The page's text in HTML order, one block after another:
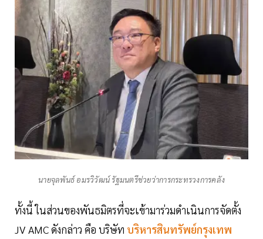
นายจุลพันธ์ อมรวิวัฒน์ รัฐมนตรีช่วยว่าการกระทรวงการคลัง
ทั้งนี้ ในส่วนของพันธมิตรที่จะเข้ามาร่วมดำเนินการจัดตั้ง
JV AMC ดังกล่าว คือ บริษัท บริหารสินทรัพย์กรุงเทพ